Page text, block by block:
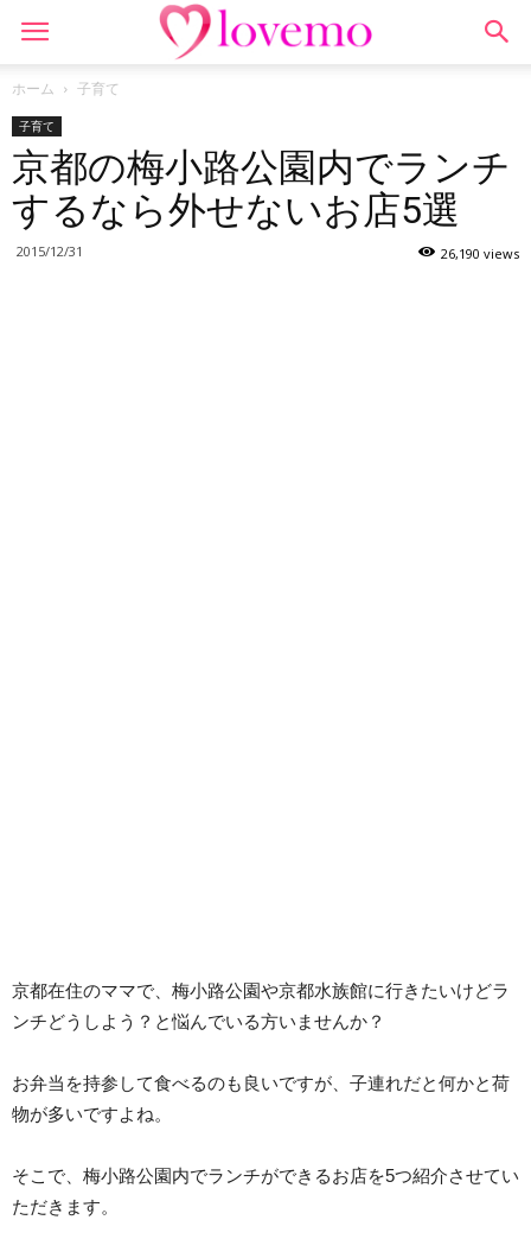
ホーム 子育て
子育て
京都の梅小路公園内でランチ
するなら外せないお店5選
2015/12/31 26,190 views
京都在住のママで、梅小路公園や京都水族館に行きたいけどラ
ンチどうしよう？と悩んでいる方いませんか？
お弁当を持参して食べるのも良いですが、子連れだと何かと荷
物が多いですよね。
そこで、梅小路公園内でランチができるお店を5つ紹介させてい
ただきます。